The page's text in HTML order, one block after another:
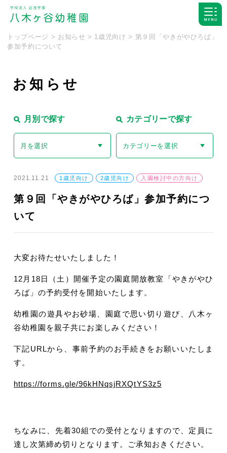
トップページ > お知らせ > 1歳児向け > 第９回「やきがやひろば」
参加予約について
お知 らせ
月別で探す
月を選択
カテゴリーで探す
カテゴリーを選択
2021.11.21 1歳児向け 2歳児向け 入園検討中の方向け
第９回「やきがやひろば」参加予約につ
いて
大変お待たせいたしました！
12月18日（土）開催予定の園庭開放教室「やきがやひ
ろば」の予約受付を開始いたします。
幼稚園の遊具やお砂場、園庭で思い切り遊び、八木ヶ
谷幼稚園を親子共にお楽しみください！
下記URLから、事前予約のお手続きをお願いいたしま
す。
https://forms.gle/96kHNqsjRXQtYS3z5
ちなみに、先着30組での受付となりますので、定員に
達し次第締め切りとなります。ご承知おきください。